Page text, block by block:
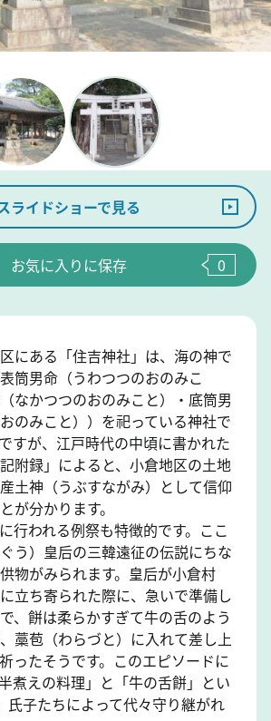
ライドショーで見る
お気に入りに保存 0
にある「住吉神社」は、海の神で
筒男命（うわつつのおのみこ
なかつつのおのみこと）・底筒男
のみこと））を祀っている神社で
すが、江戸時代の中頃に書かれた
記附録」によると、小倉地区の土地
土神（うぶすながみ）として信仰
が分かります。
行われる例祭も特徴的です。ここ
う）皇后の三韓遠征の伝説にちな
物がみられます。皇后が小倉村
に立ち寄られた際に、急いで準備し
、餅は柔らかすぎて牛の舌のよう
藁苞（わらづと）に入れて差し上
ったそうです。このエピソードに
煮えの料理」と「牛の舌餅」とい
氏子たちによって代々守り継がれ